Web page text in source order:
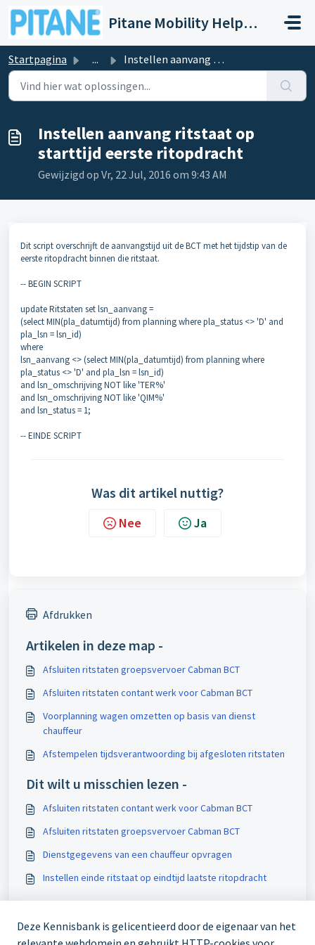
Doorgaan naar hoofdinhoud
Pitane Mobility Help- en Servicedesk
Startpagina ... Instellen aanvang ritstaat op starttijd eerste ritopdracht
Instellen aanvang ritstaat op
starttijd eerste ritopdracht
Gewijzigd op Vr, 22 Jul, 2016 om 9:43 AM
Dit script overschrijft de aanvangstijd uit de BCT met het tijdstip van de
eerste ritopdracht binnen die ritstaat.
-- BEGIN SCRIPT
update Ritstaten set lsn_aanvang =
(select MIN(pla_datumtijd) from planning where pla_status <> 'D' and
pla_lsn = lsn_id)
where
lsn_aanvang <> (select MIN(pla_datumtijd) from planning where
pla_status <> 'D' and pla_lsn = lsn_id)
and lsn_omschrijving NOT like 'TER%'
and lsn_omschrijving NOT like 'QIM%'
and lsn_status = 1;
-- EINDE SCRIPT
Was dit artikel nuttig?
Nee Ja
Afdrukken
Artikelen in deze map -
Afsluiten ritstaten groepsvervoer Cabman BCT
Afsluiten ritstaten contant werk voor Cabman BCT
Voorplanning wagen omzetten op basis van dienst
chauffeur
Afstempelen tijdsverantwoording bij afgesloten ritstaten
Dit wilt u misschien lezen -
Afsluiten ritstaten contant werk voor Cabman BCT
Afsluiten ritstaten groepsvervoer Cabman BCT
Dienstgegevens van een chauffeur opvragen
Instellen einde ritstaat op eindtijd laatste ritopdracht
Deze Kennisbank is gelicentieerd door de eigenaar van het